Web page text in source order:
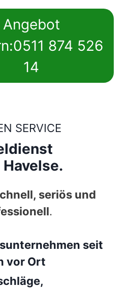
Angebot
874 526
14
SERVICE
seriös und
.
seit
vor Ort